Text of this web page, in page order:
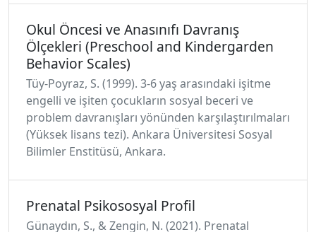
Okul Öncesi ve Anasınıfı Davranış
Ölçekleri (Preschool and Kindergarden
Behavior Scales)
Tüy-Poyraz, S. (1999). 3-6 yaş arasındaki işitme
engelli ve işiten çocukların sosyal beceri ve
problem davranışları yönünden karşılaştırılmaları
(Yüksek lisans tezi). Ankara Üniversitesi Sosyal
Bilimler Enstitüsü, Ankara.
Prenatal Psikososyal Profil
Günaydın, S., & Zengin, N. (2021). Prenatal